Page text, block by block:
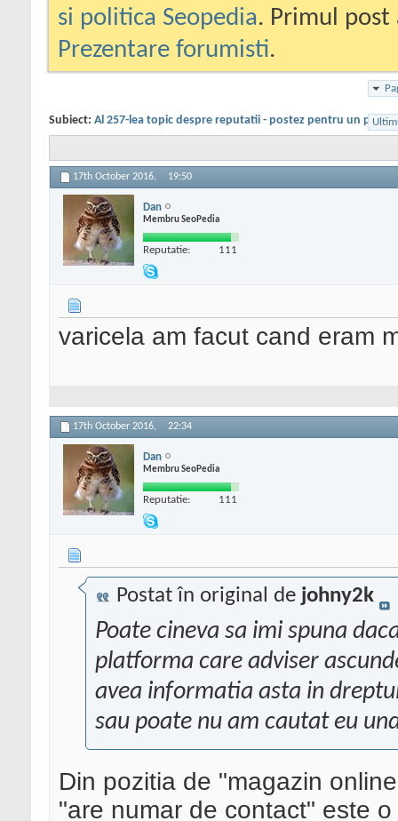
si politica Seopedia. Primul
Prezentare forumisti.
Subiect: Al 257-lea topic despre reputatii - postez pentru un
17th October 2016, 19:50
Dan
Membru SeoPedia
Reputatie: 111
varicela am facut cand eram
17th October 2016, 22:34
Dan
Membru SeoPedia
Reputatie: 111
Postat în original de johny2k
Poate cineva sa imi spuna
platforma care adviser
avea informatia asta in
sau poate nu am cautat eu
Din pozitia de "magazin
"are numar de contact" este